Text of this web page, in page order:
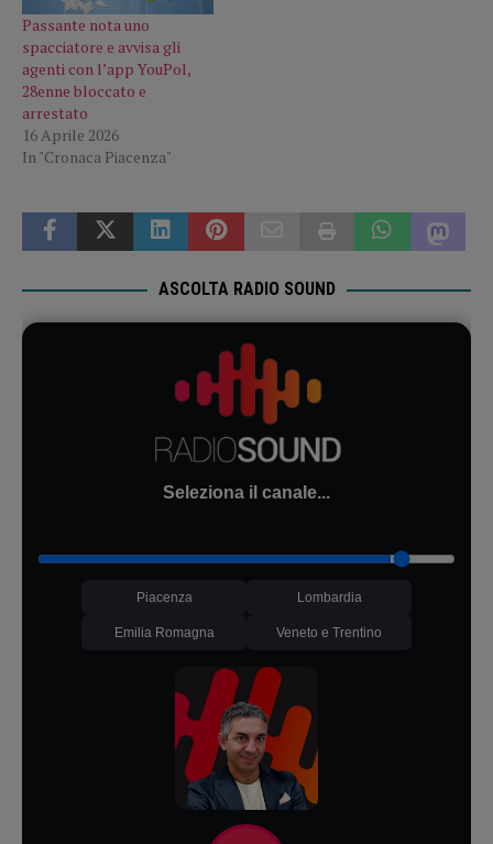
Passante nota uno
spacciatore e avvisa gli
agenti con l’app YouPol,
28enne bloccato e
arrestato
16 Aprile 2026
In "Cronaca Piacenza"
ASCOLTA RADIO SOUND
Seleziona il canale...
Piacenza Lombardia
Emilia Romagna Veneto e Trentino